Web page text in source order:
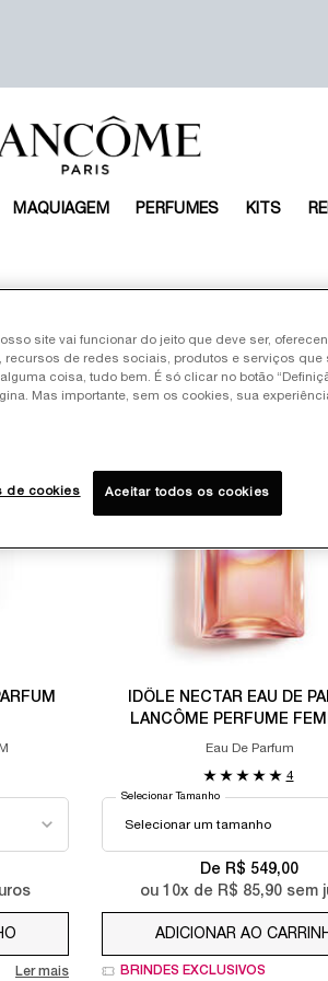
MAQUIAGEM PERFUMES KITS
LA VIE EST BELLE EAU DE PARFUM
Ler mais
IDÔLE NECTAR EAU DE
LANCÔME PERFUME
FLORAL COM ACORDE DE
Eau De Parfum
4
Selecionar Tamanho
De R$ 549,00
ou 10x de R$ 85,90 sem
ADICIONAR AO
BRINDES EXCLUSIVOS
site vai funcionar do jeito que deve ser,
recursos de redes sociais, produtos e serviços que
coisa, tudo bem. É só clicar no botão
Mas importante, sem os cookies, sua
de cookies Aceitar todos os cookies